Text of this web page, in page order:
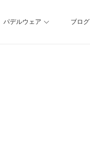
パデルウェア ブログ